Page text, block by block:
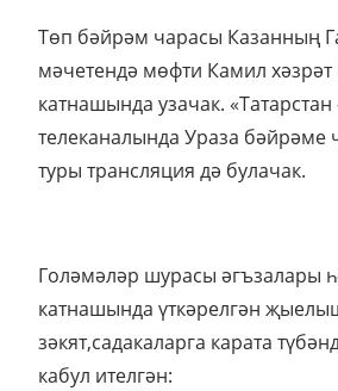
Төп бәйрәм чарасы Казанның
мәчетендә мөфти Камил
катнашында узачак.
телеканалында Ураза бәйрәме
туры трансляция дә булачак.
Голәмәләр шурасы әгъзалары
катнашында үткәрелгән
зәкят,садакаларга карата
кабул ителгән: